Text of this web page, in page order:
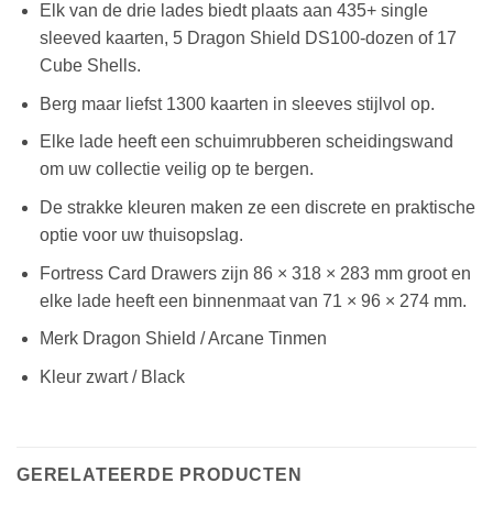
Elk van de drie lades biedt plaats aan 435+ single
sleeved kaarten, 5 Dragon Shield DS100-dozen of 17
Cube Shells.
Berg maar liefst 1300 kaarten in sleeves stijlvol op.
Elke lade heeft een schuimrubberen scheidingswand
om uw collectie veilig op te bergen.
De strakke kleuren maken ze een discrete en praktische
optie voor uw thuisopslag.
Fortress Card Drawers zijn 86 × 318 × 283 mm groot en
elke lade heeft een binnenmaat van 71 × 96 × 274 mm.
Merk Dragon Shield / Arcane Tinmen
Kleur zwart / Black
GERELATEERDE PRODUCTEN